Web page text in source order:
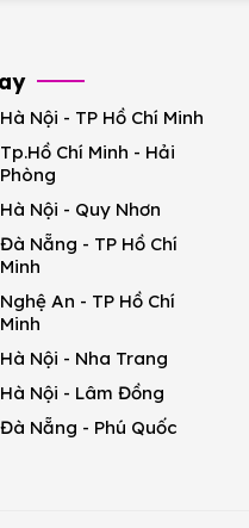
Hà Nội - TP Hồ Chí Minh
Tp.Hồ Chí Minh - Hải
Phòng
Hà Nội - Quy Nhơn
Đà Nẵng - TP Hồ Chí
Minh
Nghệ An - TP Hồ Chí
Minh
Hà Nội - Nha Trang
Hà Nội - Lâm Đồng
Đà Nẵng - Phú Quốc